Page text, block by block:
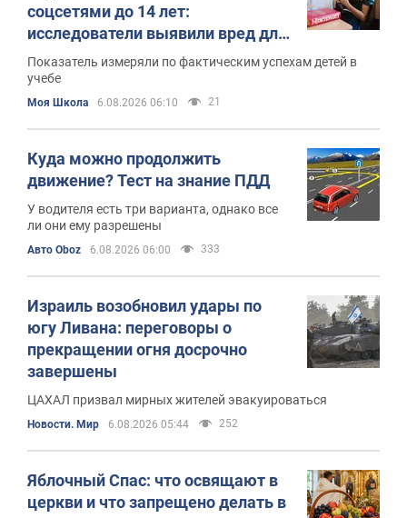
соцсетями до 14 лет:
исследователи выявили вред для
учебы
Показатель измеряли по фактическим успехам детей в
учебе
Моя Школа 6.08.2026 06:10 21
Куда можно продолжить
движение? Тест на знание ПДД
У водителя есть три варианта, однако все
ли они ему разрешены
Авто Oboz 6.08.2026 06:00 333
Израиль возобновил удары по
югу Ливана: переговоры о
прекращении огня досрочно
завершены
ЦАХАЛ призвал мирных жителей эвакуироваться
Новости. Мир 6.08.2026 05:44 252
Яблочный Спас: что освящают в
церкви и что запрещено делать в